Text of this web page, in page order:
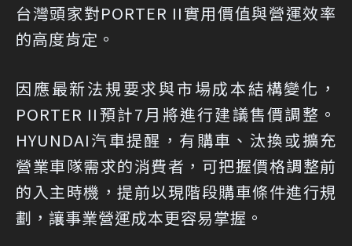
台灣頭家對PORTER II實用價值與營運效率
的高度肯定。
因應最新法規要求與市場成本結構變化，
PORTER II預計7月將進行建議售價調整。
HYUNDAI汽車提醒，有購車、汰換或擴充
營業車隊需求的消費者，可把握價格調整前
的入主時機，提前以現階段購車條件進行規
劃，讓事業營運成本更容易掌握。